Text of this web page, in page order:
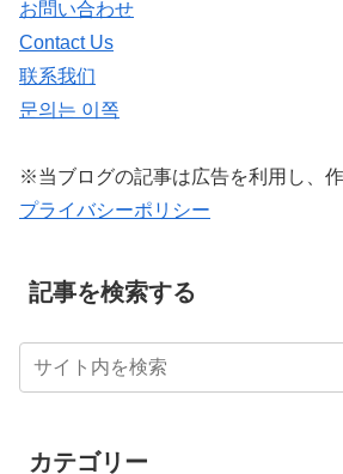
お問い合わせ
Contact Us
联系我们
문의는 이쪽
※当ブログの記事は広告を利用し、作
プライバシーポリシー
記事を検索する
カテゴリー